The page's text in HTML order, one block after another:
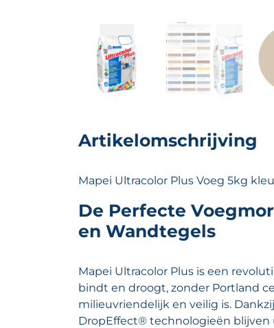
Artikelomschrijving
Mapei Ultracolor Plus Voeg 5kg
De Perfecte
en Wandtegels
Mapei Ultracolor Plus is een
bindt en droogt, zonder Portland
milieuvriendelijk en veilig is.
DropEffect® technologieën blijven